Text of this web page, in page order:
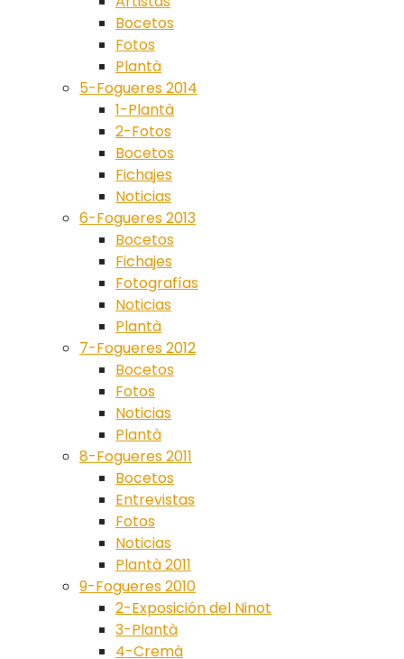
Bocetos
Fotos
Plantà
5-Fogueres 2014
1-Plantà
2-Fotos
Bocetos
Fichajes
Noticias
6-Fogueres 2013
Bocetos
Fichajes
Fotografías
Noticias
Plantà
7-Fogueres 2012
Bocetos
Fotos
Noticias
Plantà
8-Fogueres 2011
Bocetos
Entrevistas
Fotos
Noticias
Plantà 2011
9-Fogueres 2010
2-Exposición del Ninot
3-Plantà
4-Cremà